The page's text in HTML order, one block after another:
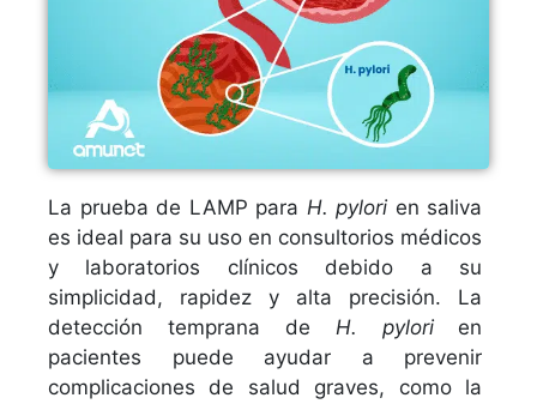
La prueba de LAMP para H. pylori en saliva
es ideal para su uso en consultorios médicos
y laboratorios clínicos debido a su
simplicidad, rapidez y alta precisión. La
detección temprana de H. pylorien
pacientes puede ayudar a prevenir
complicaciones de salud graves, como la